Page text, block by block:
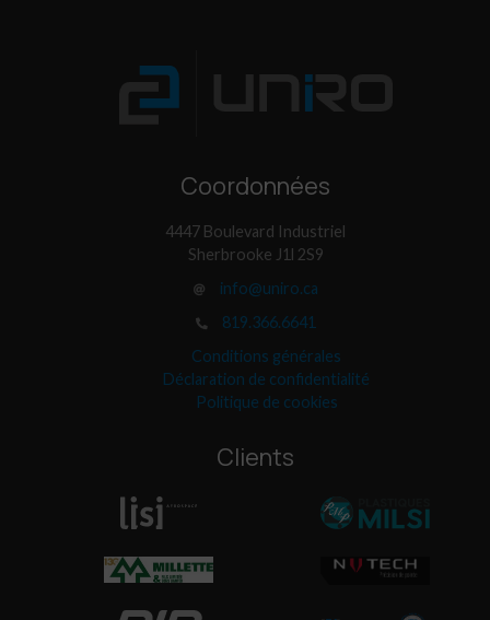
Coordonnées
4447 Boulevard Industriel
Sherbrooke J1l 2S9
info@uniro.ca
819.366.6641
Conditions générales
Déclaration de confidentialité
Politique de cookies
Clients